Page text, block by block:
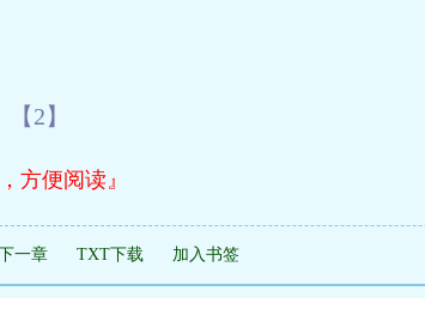
【2】
方便阅读』
一章 TXT下载 加入书签